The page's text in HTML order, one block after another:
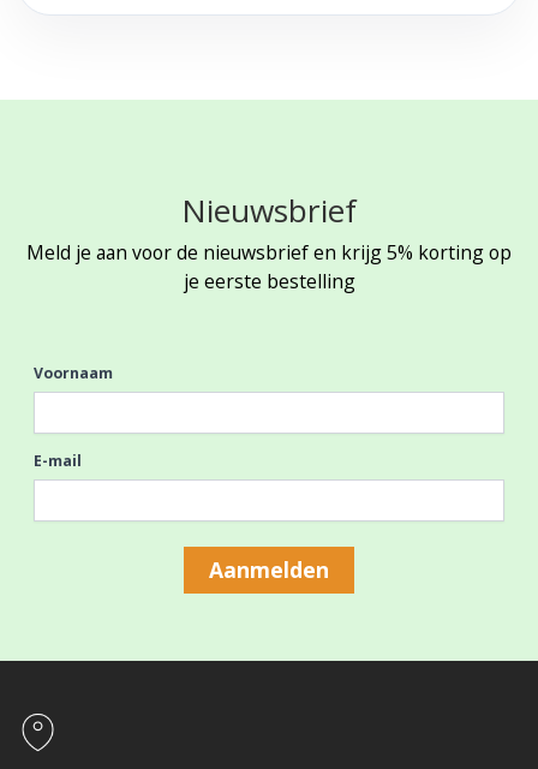
Nieuwsbrief
Meld je aan voor de nieuwsbrief en krijg 5% korting op
je eerste bestelling
Voornaam
E-mail
Aanmelden